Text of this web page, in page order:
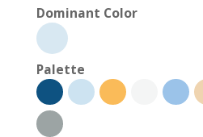
Dominant Color
Palette